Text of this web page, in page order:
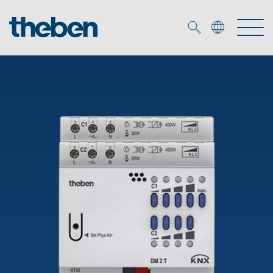
KNX
Détecteurs de présence et de mouvement
Spots LED
Solutions OEM
Experts OEM
Références
Contrôle du temps et de la lumière
Commande d'éclairage DALI-2